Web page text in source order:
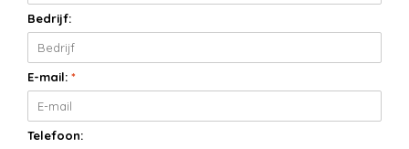
Bedrijf:
E-mail: *
Telefoon: